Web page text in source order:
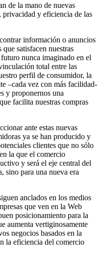
de la mano de nuevas
privacidad y eficiencia de las
información o anuncios
satisfacen nuestras
nunca imaginado en el
total entre las
perfil de consumidor, la
–cada vez con más facilidad-
y proponernos una
facilita nuestras compras
ante estas nuevas
ya se han producido y
clientes que no sólo
la que el comercio
y será el eje central del
sino para una nueva era
anclados en los medios
que ven en la Web
posicionamiento para la
aumenta vertiginosamente
negocios basados en la
la eficiencia del comercio